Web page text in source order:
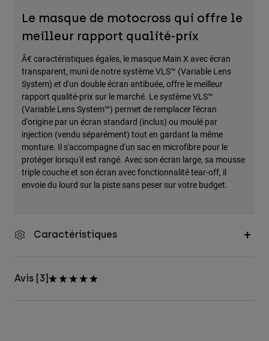
Tous les accessoires
Sacs et sacs à dos
Chapeaux et Casquettes
Voir tout
Le masque de motocross qui offre le
meilleur rapport qualité-prix
Ã€ caractéristiques égales, le masque Main X avec écran
transparent, muni de notre système VLS™ (Variable Lens
System) et d'un double écran antibuée, offre le meilleur
rapport qualité-prix sur le marché. Le système VLS™
(Variable Lens System™) permet de remplacer l'écran
d'origine par un écran standard (inclus) ou moulé par
injection (vendu séparément) tout en gardant la même
monture. Il s'accompagne d'un sac en microfibre pour le
protéger lorsqu'il est rangé. Avec son écran large, sa mousse
triple couche et son écran avec fonctionnalité tear-off, il
envoie du lourd sur la piste sans peser sur votre budget.
Caractéristiques
Avis [3]